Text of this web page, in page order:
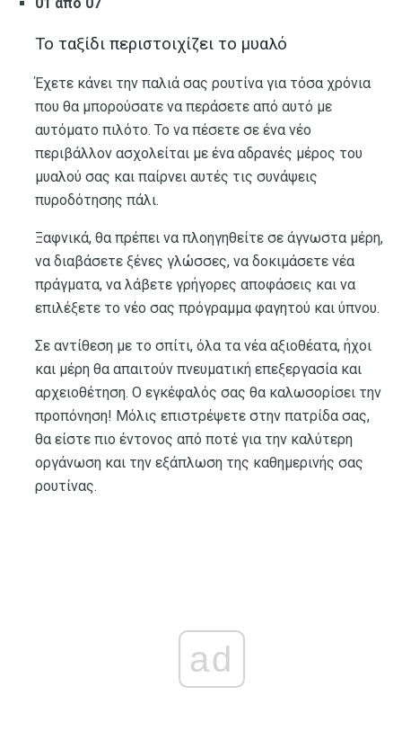
Το ταξίδι περιστοιχίζει το μυαλό
Έχετε κάνει την παλιά σας ρουτίνα για τόσα χρόνια
που θα μπορούσατε να περάσετε από αυτό με
αυτόματο πιλότο. Το να πέσετε σε ένα νέο
περιβάλλον ασχολείται με ένα αδρανές μέρος του
μυαλού σας και παίρνει αυτές τις συνάψεις
πυροδότησης πάλι.
Ξαφνικά, θα πρέπει να πλοηγηθείτε σε άγνωστα μέρη,
να διαβάσετε ξένες γλώσσες, να δοκιμάσετε νέα
πράγματα, να λάβετε γρήγορες αποφάσεις και να
επιλέξετε το νέο σας πρόγραμμα φαγητού και ύπνου.
Σε αντίθεση με το σπίτι, όλα τα νέα αξιοθέατα, ήχοι
και μέρη θα απαιτούν πνευματική επεξεργασία και
αρχειοθέτηση. Ο εγκέφαλός σας θα καλωσορίσει την
προπόνηση! Μόλις επιστρέψετε στην πατρίδα σας,
θα είστε πιο έντονος από ποτέ για την καλύτερη
οργάνωση και την εξάπλωση της καθημερινής σας
ρουτίνας.
ad